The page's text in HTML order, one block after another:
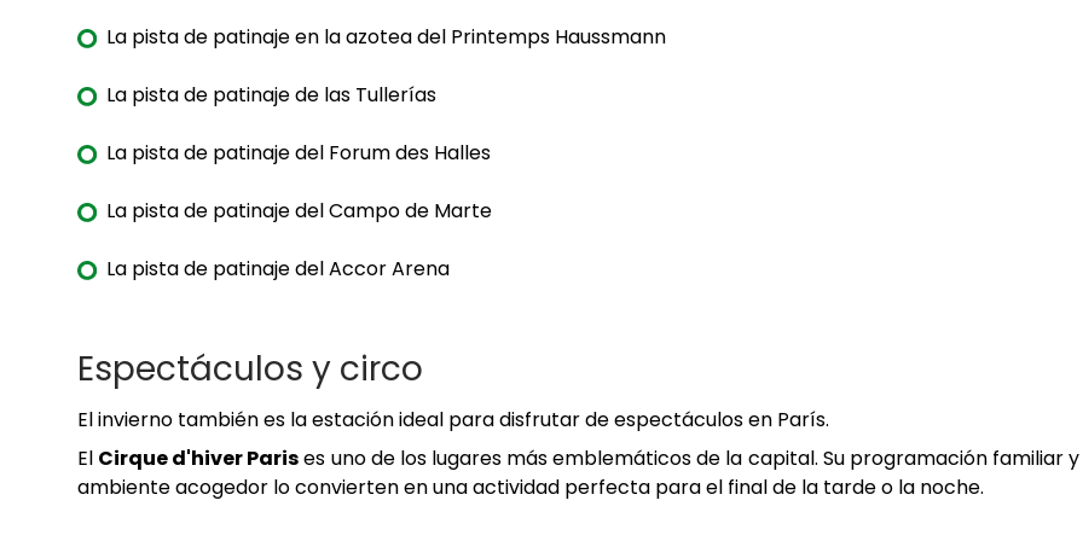
La pista de patinaje en la azotea del Printemps Haussmann
La pista de patinaje de las Tullerías
La pista de patinaje del Forum des Halles
La pista de patinaje del Campo de Marte
La pista de patinaje del Accor Arena
Espectáculos y circo
El invierno también es la estación ideal para disfrutar de espectáculos en París.
El Cirque d'hiver Parises uno de los lugares más emblemáticos de la capital. Su programación familiar y
ambiente acogedor lo convierten en una actividad perfecta para el final de la tarde o la noche.